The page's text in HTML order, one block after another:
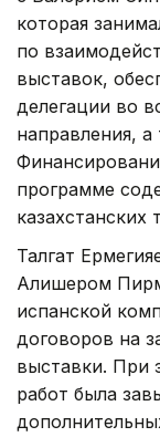
которая
по
выставок,
делегации во
направления,
программе
Талгат
Алишером
испанской
договоров на
выставки. При
работ была